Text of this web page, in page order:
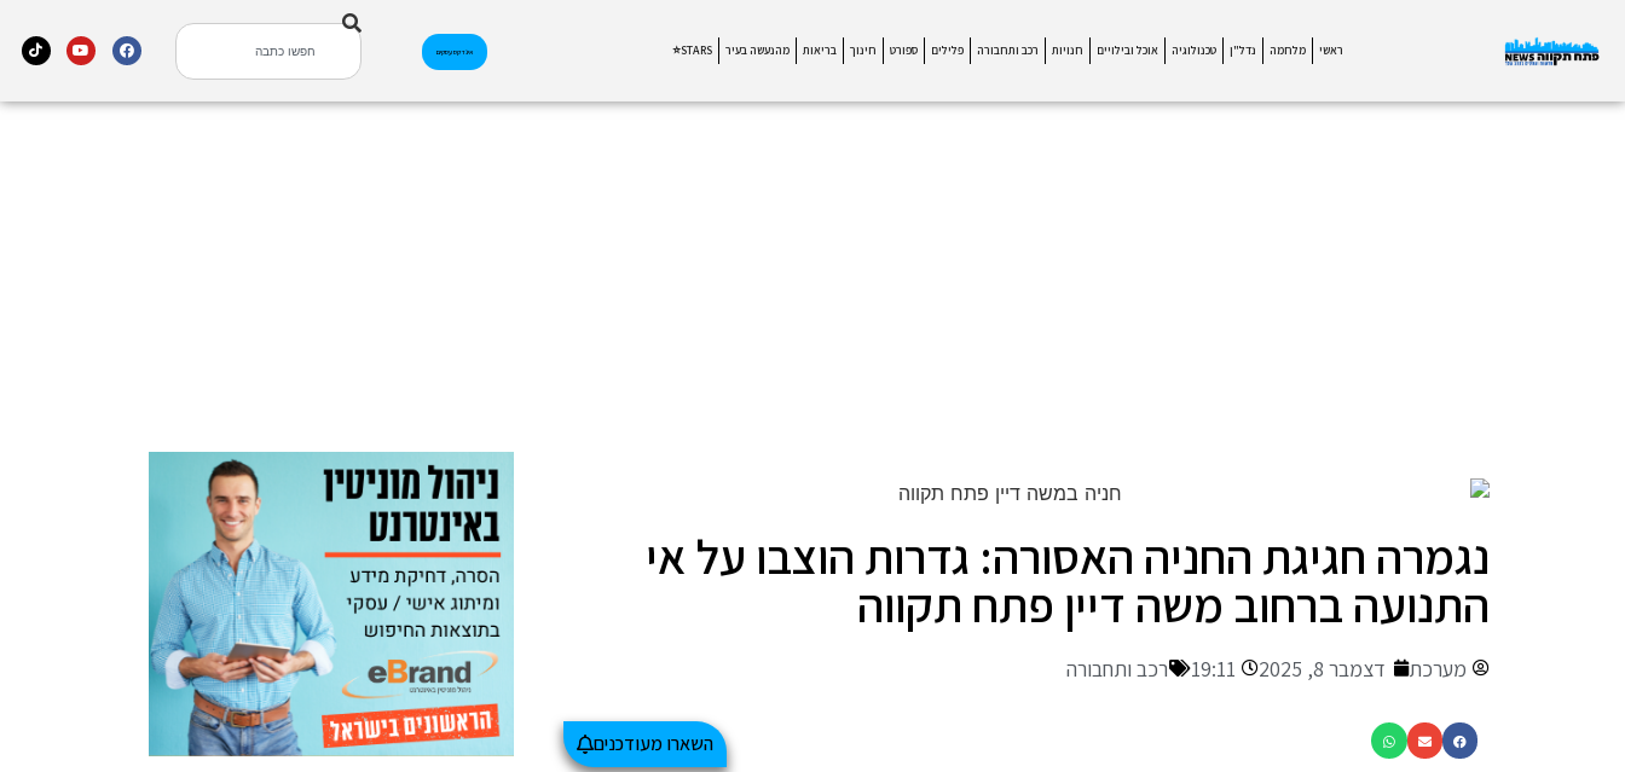
ראשי מלחמה נדל"ן טכנולוגיה אוכל ובילויים חנויות רכב ותחבורה פלילים ספורט חינוך בריאות מהנעשה בעיר STARS⭐ אינדקס עסקים
נגמרה חגיגת החניה האסורה: גדרות הוצבו על אי
התנועה ברחוב משה דיין פתח תקווה
מערכת דצמבר 8, 2025 19:11 רכב ותחבורה
השארו מעודכנים